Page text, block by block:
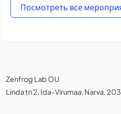
Посмотреть все
Zenfrog Lab OU
Linda tn 2, Ida-Virumaa, Narva,